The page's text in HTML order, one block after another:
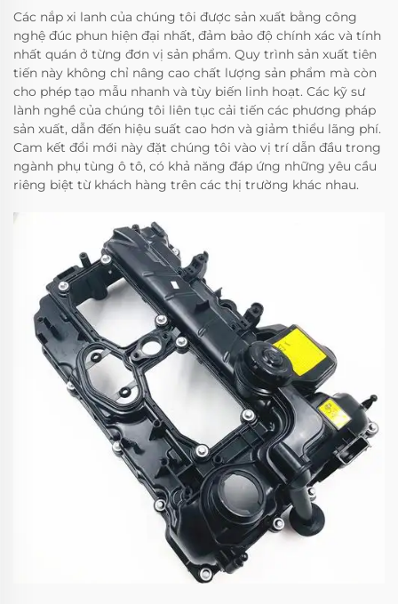
Các nắp xi lanh của chúng tôi được sản xuất bằng công
nghệ đúc phun hiện đại nhất, đảm bảo độ chính xác và tính
nhất quán ở từng đơn vị sản phẩm. Quy trình sản xuất tiên
tiến này không chỉ nâng cao chất lượng sản phẩm mà còn
cho phép tạo mẫu nhanh và tùy biến linh hoạt. Các kỹ sư
lành nghề của chúng tôi liên tục cải tiến các phương pháp
sản xuất, dẫn đến hiệu suất cao hơn và giảm thiểu lãng phí.
Cam kết đổi mới này đặt chúng tôi vào vị trí dẫn đầu trong
ngành phụ tùng ô tô, có khả năng đáp ứng những yêu cầu
riêng biệt từ khách hàng trên các thị trường khác nhau.